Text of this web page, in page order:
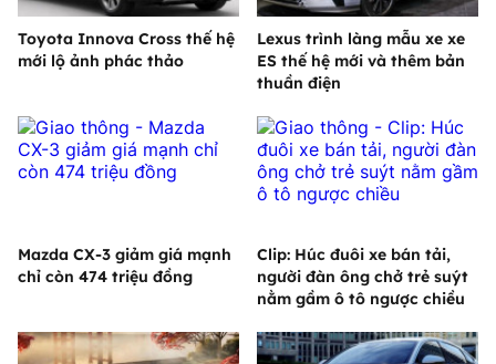
Toyota Innova Cross thế hệ
mới lộ ảnh phác thảo
Lexus trình làng mẫu xe xe
ES thế hệ mới và thêm bản
thuần điện
Mazda CX-3 giảm giá mạnh
chỉ còn 474 triệu đồng
Clip: Húc đuôi xe bán tải,
người đàn ông chở trẻ suýt
nằm gầm ô tô ngược chiều